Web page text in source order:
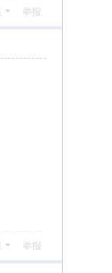
举报
举报